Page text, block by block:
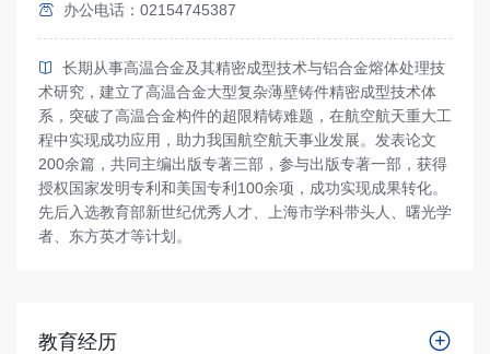
办公电话：02154745387
长期从事高温合金及其精密成型技术与铝合金熔体处理技
术研究，建立了高温合金大型复杂薄壁铸件精密成型技术体
系，突破了高温合金构件的超限精铸难题，在航空航天重大工
程中实现成功应用，助力我国航空航天事业发展。发表论文
200余篇，共同主编出版专著三部，参与出版专著一部，获得
授权国家发明专利和美国专利100余项，成功实现成果转化。
先后入选教育部新世纪优秀人才、上海市学科带头人、曙光学
者、东方英才等计划。
教育经历